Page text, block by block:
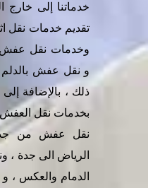
خدماتنا إلى خارج
تقديم خدمات نقل
وخدمات نقل عفش
و نقل عفش
ذلك ، بالإضافة إلى
بخدمات نقل
نقل عفش من
الرياض الى جدة ،
الدمام والعكس